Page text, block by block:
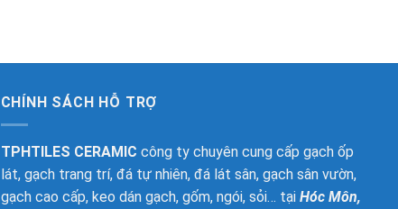
CHÍNH SÁCH HỖ TRỢ
TPHTILES CERAMIC công ty chuyên cung cấp gạch ốp
lát, gạch trang trí, đá tự nhiên, đá lát sân, gạch sân vườn,
gạch cao cấp, keo dán gạch, gốm, ngói, sỏi… tại Hóc Môn,